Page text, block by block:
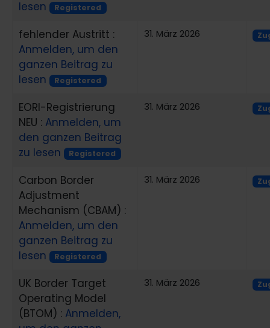
lesen
Registered
fehlender Austritt :
Anmelden, um den
ganzen Beitrag zu
lesen
Registered
31. März 2026
EORI-Registrierung
NEU : Anmelden, um
den ganzen Beitrag
zu lesen
Registered
31. März 2026
Carbon Border
Adjustment
Mechanism (CBAM) :
Anmelden, um den
ganzen Beitrag zu
lesen
Registered
31. März 2026
UK Border Target
Operating Model
(BTOM) : Anmelden,
31. März 2026